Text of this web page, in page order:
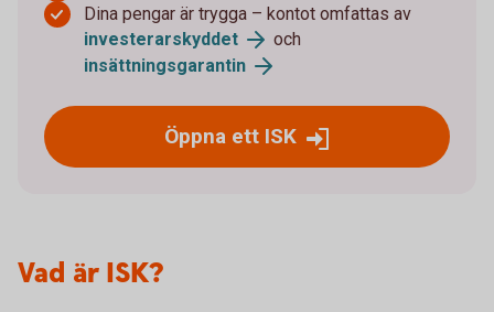
Dina pengar är trygga – kontot omfattas av
investerarskyddet
och
insättningsgarantin
Öppna ett ISK
Vad är ISK?